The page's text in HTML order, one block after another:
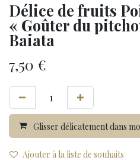
Délice de fruits
« Goûter du
Baiata
7,50 €
Glisser délicatement dans
Ajouter à la liste de souhaits